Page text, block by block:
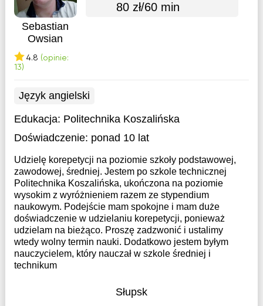
Sebastian
Owsian
4.8 (opinie:
13)
80 zł/60 min
Język angielski
Edukacja: Politechnika Koszalińska
Doświadczenie: ponad 10 lat
Udzielę korepetycji na poziomie szkoły podstawowej,
zawodowej, średniej. Jestem po szkole technicznej
Politechnika Koszalińska, ukończona na poziomie
wysokim z wyróżnieniem razem ze stypendium
naukowym. Podejście mam spokojne i mam duże
doświadczenie w udzielaniu korepetycji, ponieważ
udzielam na bieżąco. Proszę zadzwonić i ustalimy
wtedy wolny termin nauki. Dodatkowo jestem byłym
nauczycielem, który nauczał w szkole średniej i
technikum
Słupsk